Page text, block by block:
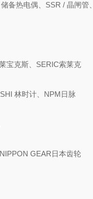
备热电偶、SSR / 晶闸管
宝克斯、SERIC索莱克
林时计、NPM日脉
GEAR日本齿轮